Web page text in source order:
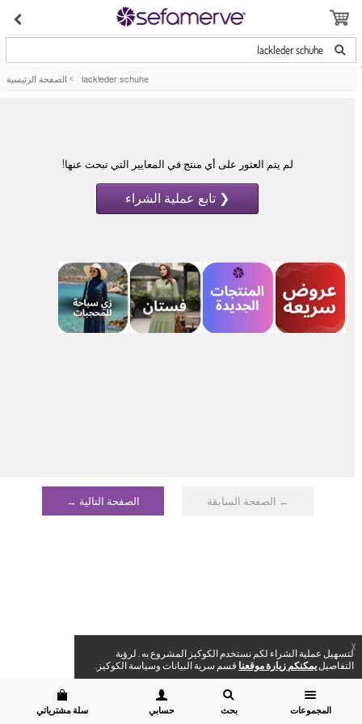
Xلتسهيل عملية الشراء لكم نستخدم الكوكيز المشروع به . لرؤية
التفاصيليمكنكم زيارة موقعنا قسم سرية البيانات وسياسة الكوكيز.
lackleder schuhe
المجموعات بحث حسابي سلة مشترياتي
الصفحة الرئيسية > lackleder schuhe
لم يتم العثور على أي منتج في المعايير التي تبحث عنها!
← الصفحة السابقة الصفحة التالية →